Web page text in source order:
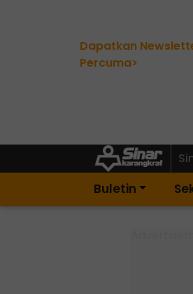
Dapatkan
Percuma>
Buletin